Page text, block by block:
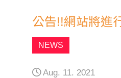
公告!!網站將進
NEWS
Aug. 11. 2021